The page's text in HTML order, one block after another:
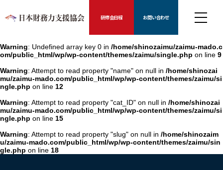
研修会日程 お問い合わせ
Warning: Undefined array key 0 in /home/shinozaimu/zaimu-mado.c
om/public_html/wp/wp-content/themes/zaimu/single.php on line 9
Warning: Attempt to read property "name" on null in /home/shinozai
mu/zaimu-mado.com/public_html/wp/wp-content/themes/zaimu/si
ngle.php on line 12
Warning: Attempt to read property "cat_ID" on null in /home/shinozai
mu/zaimu-mado.com/public_html/wp/wp-content/themes/zaimu/si
ngle.php on line 15
Warning: Attempt to read property "slug" on null in /home/shinozaim
u/zaimu-mado.com/public_html/wp/wp-content/themes/zaimu/sin
gle.php on line 18